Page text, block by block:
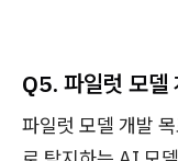
Q5. 파일럿 모델
파일럿 모델 개발